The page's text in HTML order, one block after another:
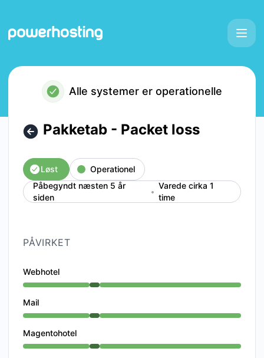
Alle systemer er operationelle
Pakketab - Packet loss
Løst
Operationel
Påbegyndt næsten 5 år
siden
Varede cirka 1
time
PÅVIRKET
Webhotel
Operationel fra 7:21 AM til 8:26 AM
Mail
Operationel fra 7:21 AM til 8:26 AM
Magentohotel
Operationel fra 7:21 AM til 8:26 AM